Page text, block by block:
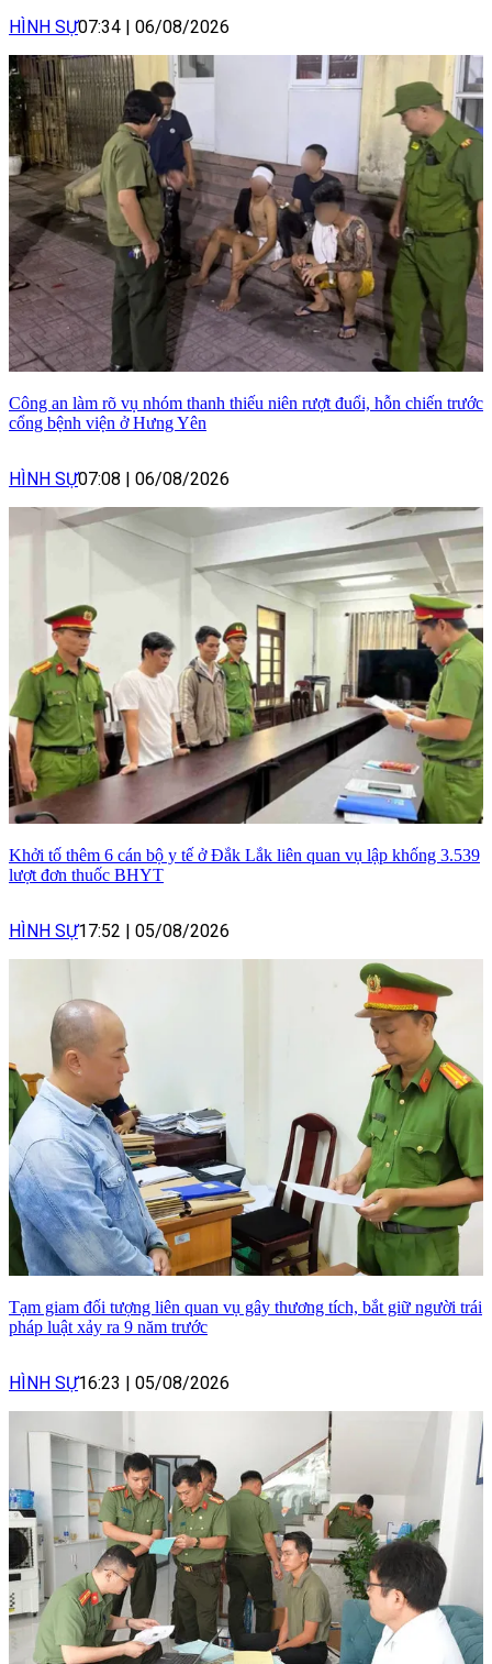
HÌNH SỰ07:34 06/08/2026
Công an làm rõ vụ nhóm thanh thiếu niên rượt đuổi, hỗn chiến trước
cổng bệnh viện ở Hưng Yên
HÌNH SỰ07:08 06/08/2026
Khởi tố thêm 6 cán bộ y tế ở Đắk Lắk liên quan vụ lập khống 3.539
lượt đơn thuốc BHYT
HÌNH SỰ17:52 05/08/2026
Tạm giam đối tượng liên quan vụ gây thương tích, bắt giữ người trái
pháp luật xảy ra 9 năm trước
HÌNH SỰ16:23 05/08/2026